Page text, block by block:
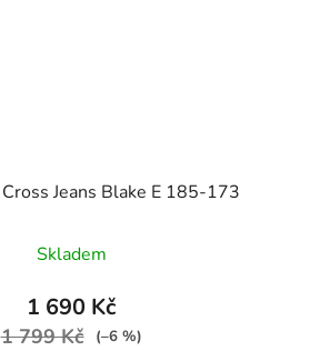
Jeans Blake E 185-173
Skladem
1 690 Kč
1 799 Kč (–6 %)